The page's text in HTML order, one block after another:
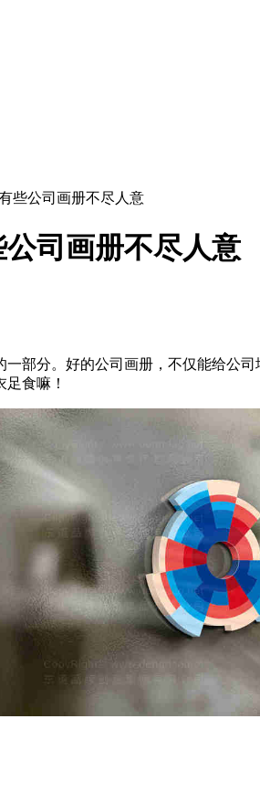
些公司画册不尽人意
司画册不尽人意
部分。好的公司画册，不仅能给公
食嘛！